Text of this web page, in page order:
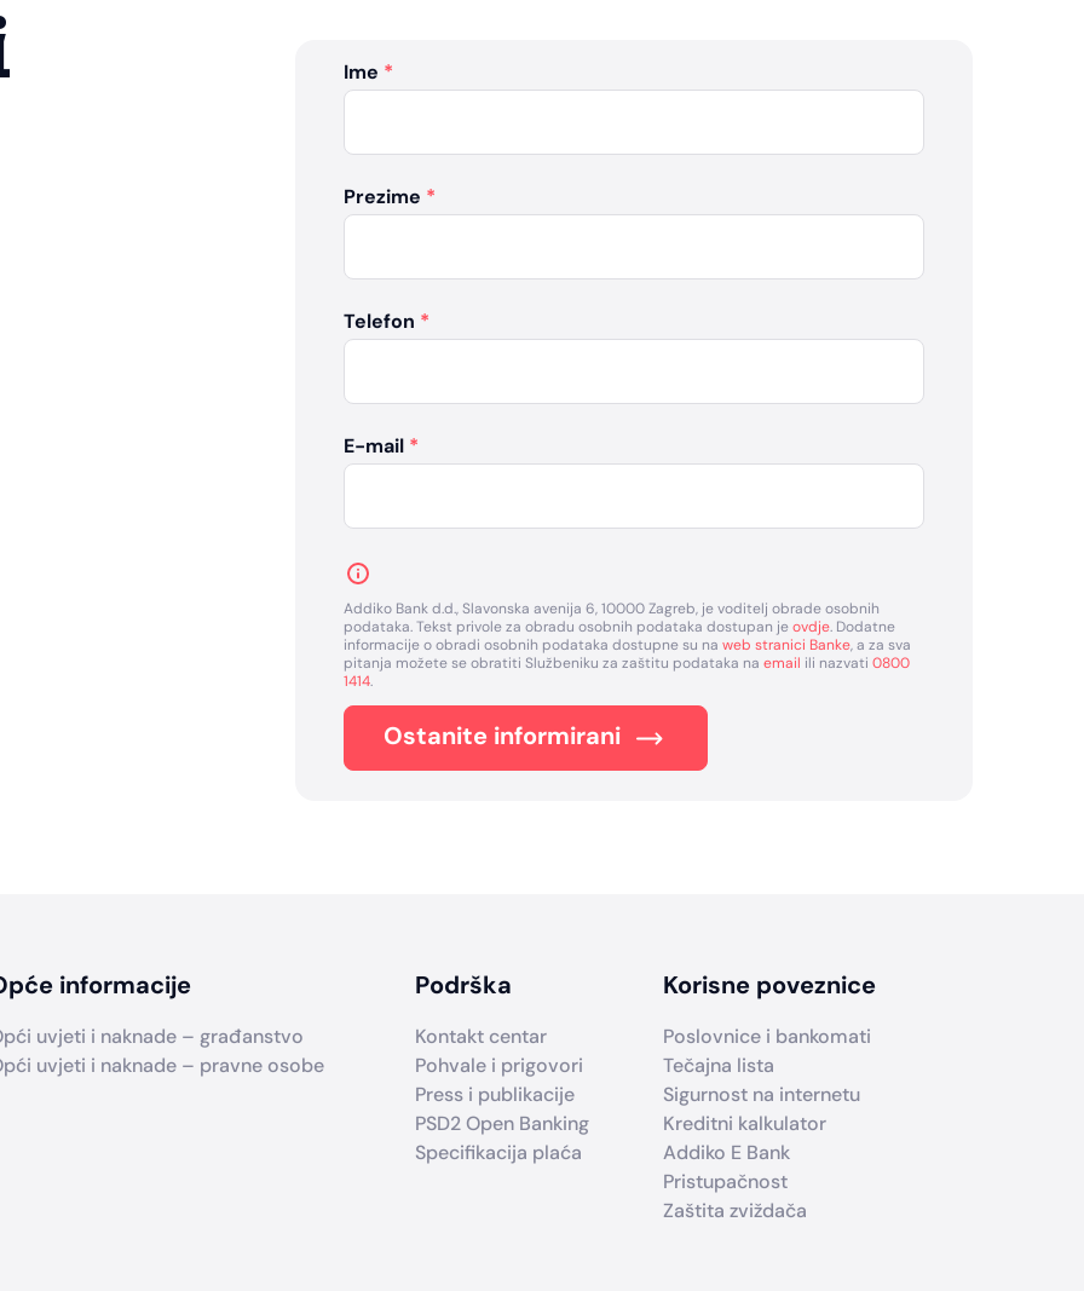
Ime *
Prezime *
Telefon *
E-mail *
Addiko Bank d.d., Slavonska avenija 6, 10000 Zagreb, je voditelj obrade osobnih
podataka. Tekst privole za obradu osobnih podataka dostupan jeovdje. Dodatne
informacije o obradi osobnih podataka dostupne su na web stranici Banke, a za sva
pitanja možete se obratiti Službeniku za zaštitu podataka na email ili nazvati 0800
1414.
Ostanite informirani
informacije
uvjeti i naknade – građanstvo
uvjeti i naknade – pravne osobe
Podrška
Kontakt centar
Pohvale i prigovori
Press i publikacije
PSD2 Open Banking
Specifikacija plaća
Korisne poveznice
Poslovnice i bankomati
Tečajna lista
Sigurnost na internetu
Kreditni kalkulator
Addiko E Bank
Pristupačnost
Zaštita zviždača